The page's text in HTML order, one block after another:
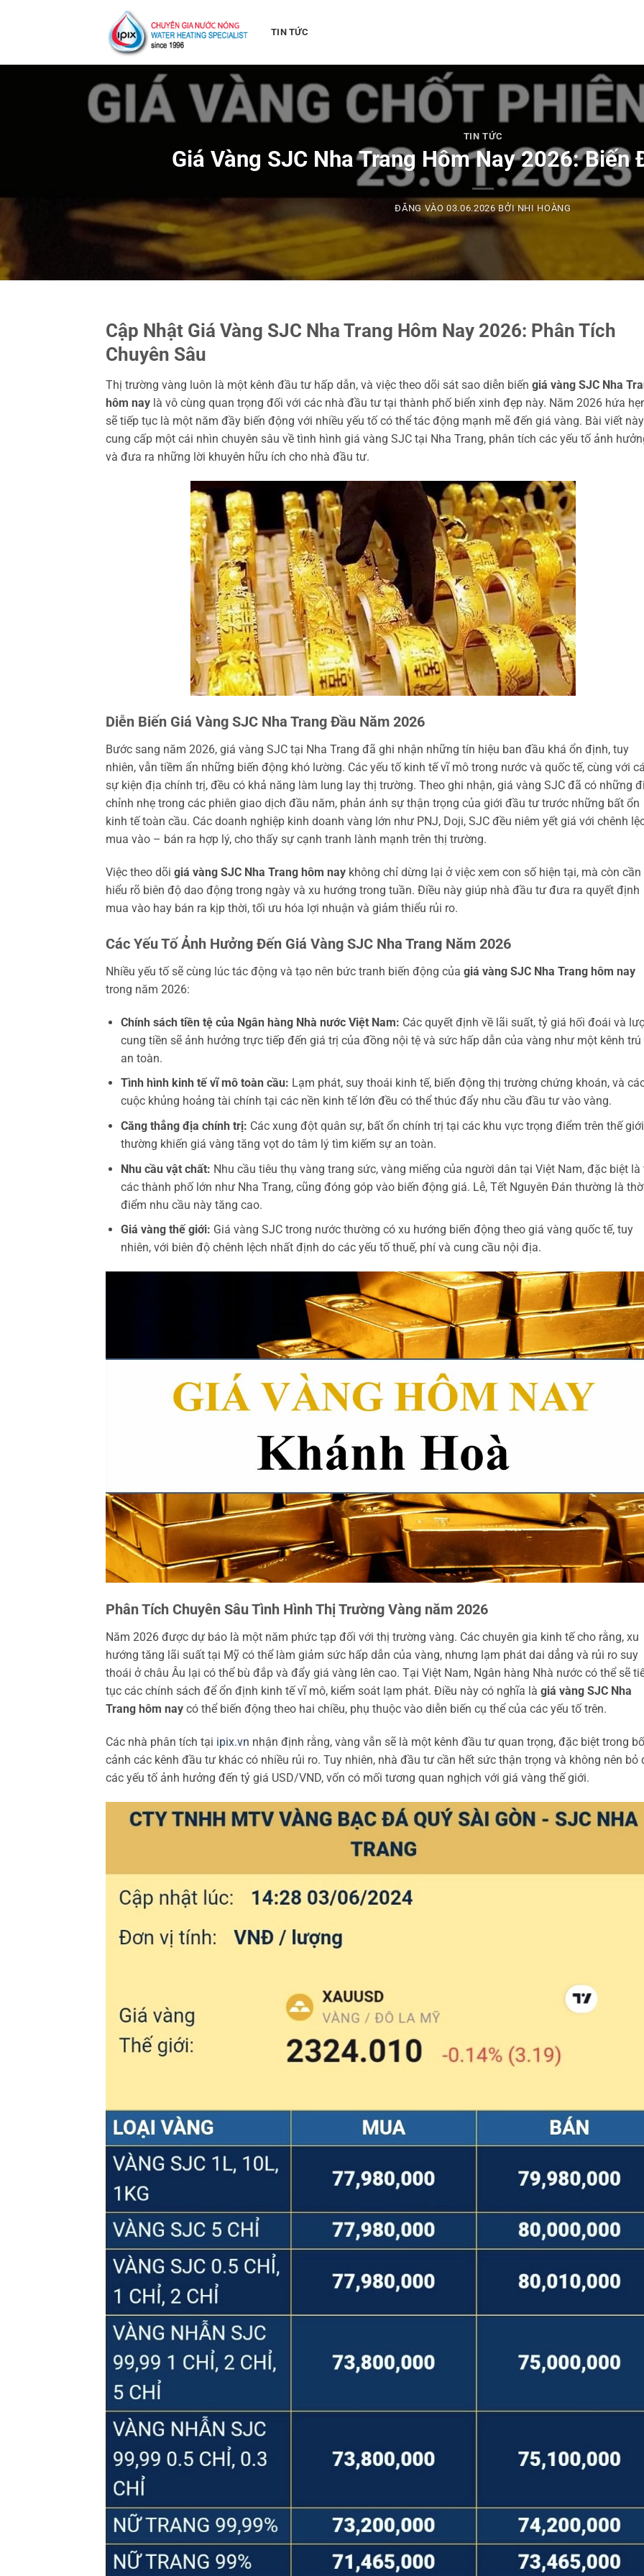
dung
TIN TỨC
TIN TỨC
Giá Vàng SJC Nha Trang Hôm Nay 2026: Biến
ĐĂNG VÀO03.06.2026 BỞINHI HOÀNG
Cập Nhật Giá Vàng SJC Nha Trang Hôm Nay 2026: Phân Tích
Chuyên Sâu
Thị trường vàng luôn là một kênh đầu tư hấp dẫn, và việc theo dõi sát sao diễn biến giá vàng SJC Nha
hôm nay là vô cùng quan trọng đối với các nhà đầu tư tại thành phố biển xinh đẹp này. Năm 2026 hứa
sẽ tiếp tục là một năm đầy biến động với nhiều yếu tố có thể tác động mạnh mẽ đến giá vàng. Bài viết
cung cấp một cái nhìn chuyên sâu về tình hình giá vàng SJC tại Nha Trang, phân tích các yếu tố ảnh
và đưa ra những lời khuyên hữu ích cho nhà đầu tư.
Diễn Biến Giá Vàng SJC Nha Trang Đầu Năm 2026
Bước sang năm 2026, giá vàng SJC tại Nha Trang đã ghi nhận những tín hiệu ban đầu khá ổn định, tuy
nhiên, vẫn tiềm ẩn những biến động khó lường. Các yếu tố kinh tế vĩ mô trong nước và quốc tế, cùng với
sự kiện địa chính trị, đều có khả năng làm lung lay thị trường. Theo ghi nhận, giá vàng SJC đã có những
chỉnh nhẹ trong các phiên giao dịch đầu năm, phản ánh sự thận trọng của giới đầu tư trước những bất ổn
kinh tế toàn cầu. Các doanh nghiệp kinh doanh vàng lớn như PNJ, Doji, SJC đều niêm yết giá với chênh
mua vào – bán ra hợp lý, cho thấy sự cạnh tranh lành mạnh trên thị trường.
Việc theo dõi giá vàng SJC Nha Trang hôm nay không chỉ dừng lại ở việc xem con số hiện tại, mà còn cần
hiểu rõ biên độ dao động trong ngày và xu hướng trong tuần. Điều này giúp nhà đầu tư đưa ra quyết định
mua vào hay bán ra kịp thời, tối ưu hóa lợi nhuận và giảm thiểu rủi ro.
Các Yếu Tố Ảnh Hưởng Đến Giá Vàng SJC Nha Trang Năm 2026
Nhiều yếu tố sẽ cùng lúc tác động và tạo nên bức tranh biến động của giá vàng SJC Nha Trang hôm nay
trong năm 2026:
Chính sách tiền tệ của Ngân hàng Nhà nước Việt Nam: Các quyết định về lãi suất, tỷ giá hối đoái và
cung tiền sẽ ảnh hưởng trực tiếp đến giá trị của đồng nội tệ và sức hấp dẫn của vàng như một kênh trú
an toàn.
Tình hình kinh tế vĩ mô toàn cầu: Lạm phát, suy thoái kinh tế, biến động thị trường chứng khoán, và
cuộc khủng hoảng tài chính tại các nền kinh tế lớn đều có thể thúc đẩy nhu cầu đầu tư vào vàng.
Căng thẳng địa chính trị: Các xung đột quân sự, bất ổn chính trị tại các khu vực trọng điểm trên thế giới
thường khiến giá vàng tăng vọt do tâm lý tìm kiếm sự an toàn.
Nhu cầu vật chất: Nhu cầu tiêu thụ vàng trang sức, vàng miếng của người dân tại Việt Nam, đặc biệt là
các thành phố lớn như Nha Trang, cũng đóng góp vào biến động giá. Lễ, Tết Nguyên Đán thường là
điểm nhu cầu này tăng cao.
Giá vàng thế giới: Giá vàng SJC trong nước thường có xu hướng biến động theo giá vàng quốc tế, tuy
nhiên, với biên độ chênh lệch nhất định do các yếu tố thuế, phí và cung cầu nội địa.
Phân Tích Chuyên Sâu Tình Hình Thị Trường Vàng năm 2026
Năm 2026 được dự báo là một năm phức tạp đối với thị trường vàng. Các chuyên gia kinh tế cho rằng, xu
hướng tăng lãi suất tại Mỹ có thể làm giảm sức hấp dẫn của vàng, nhưng lạm phát dai dẳng và rủi ro suy
thoái ở châu Âu lại có thể bù đắp và đẩy giá vàng lên cao. Tại Việt Nam, Ngân hàng Nhà nước có thể sẽ
tục các chính sách để ổn định kinh tế vĩ mô, kiểm soát lạm phát. Điều này có nghĩa là giá vàng SJC Nha
Trang hôm nay có thể biến động theo hai chiều, phụ thuộc vào diễn biến cụ thể của các yếu tố trên.
Các nhà phân tích tại ipix.vn nhận định rằng, vàng vẫn sẽ là một kênh đầu tư quan trọng, đặc biệt trong
cảnh các kênh đầu tư khác có nhiều rủi ro. Tuy nhiên, nhà đầu tư cần hết sức thận trọng và không nên bỏ
các yếu tố ảnh hưởng đến tỷ giá USD/VND, vốn có mối tương quan nghịch với giá vàng thế giới.